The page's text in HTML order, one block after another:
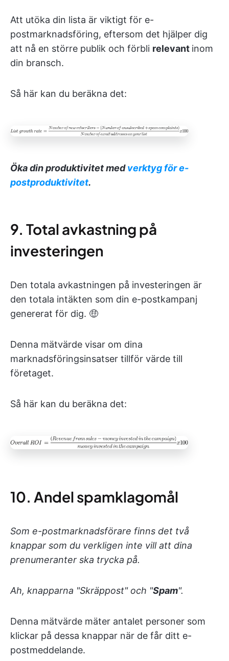
Att utöka din lista är viktigt för e-
postmarknadsföring, eftersom det hjälper dig
att nå en större publik och förbli relevant inom
din bransch.
Så här kan du beräkna det:
Öka din produktivitet medverktyg för e-
postproduktivitet.
9. Total avkastning på
investeringen
Den totala avkastningen på investeringen är
den totala intäkten som din e-postkampanj
genererat för dig. 🤑
Denna mätvärde visar om dina
marknadsföringsinsatser tillför värde till
företaget.
Så här kan du beräkna det:
10. Andel spamklagomål
Som e-postmarknadsförare finns det två
knappar som du verkligen inte vill att dina
prenumeranter ska trycka på.
Ah, knapparna "Skräppost" och "Spam".
Denna mätvärde mäter antalet personer som
klickar på dessa knappar när de får ditt e-
postmeddelande.